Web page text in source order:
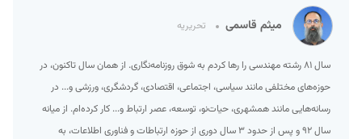
میثم قاسمی تحریریه
سال ۸۱ رشته مهندسی را رها کردم به شوق روزنامه‌نگاری. از همان سال تاکنون، در
حوزه‌های مختلفی مانند سیاسی، اجتماعی، اقتصادی، گردشگری، ورزشی و... در
رسانه‌هایی مانند همشهری، حیات‌نو، توسعه، عصر ارتباط و... کار کرده‌ام. از میانه
سال ۹۲ و پس از حدود ۳ سال دوری از حوزه ارتباطات و فناوری اطلاعات، به